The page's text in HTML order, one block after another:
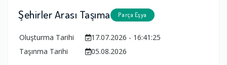
Şehirler Arası Taşıma Parça Eşya
Oluşturma Tarihi
17.07.2026 - 16:41:25
Taşınma Tarihi
05.08.2026